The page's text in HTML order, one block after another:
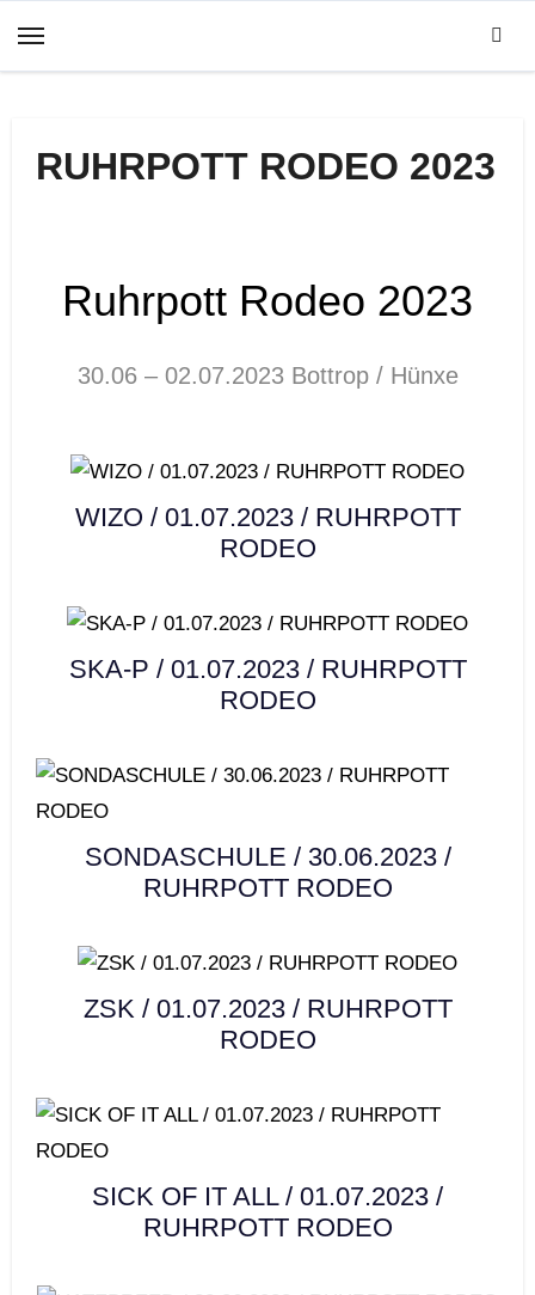
Inhalt
RUHRPOTT RODEO 2023
Ruhrpott Rodeo 2023
30.06 – 02.07.2023 Bottrop / Hünxe
WIZO / 01.07.2023 / RUHRPOTT
RODEO
SKA-P / 01.07.2023 / RUHRPOTT
RODEO
SONDASCHULE / 30.06.2023 /
RUHRPOTT RODEO
ZSK / 01.07.2023 / RUHRPOTT
RODEO
SICK OF IT ALL / 01.07.2023 /
RUHRPOTT RODEO